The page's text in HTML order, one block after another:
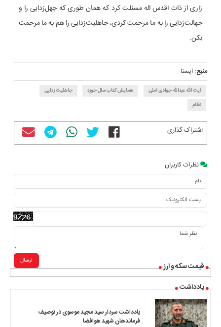
قیمت سکه و ارز
یادداشت
یادداشت سردار سید مجید موسوی در توصیف
فرماندهان شهید هوافضا
زاری از ذات اقدس اله مسئلت کرد که همان‌ طوری که جهل‌زدایی را و
جهالت‌زدایی را به ما مرحمت کردی، جاهلیت‌زدایی را هم به ما مرحمت
بکن.
منبع:ایسنا
آیت الله عبدالله جوادی آملی همایش کتاب سال حوزه
جاهلیت زدایی
نظام
اشتراک گذاری
نظرات کاربران
ارسال